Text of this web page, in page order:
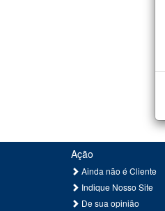
Ação
Ainda não é Cliente
Indique Nosso Site
De sua opinião